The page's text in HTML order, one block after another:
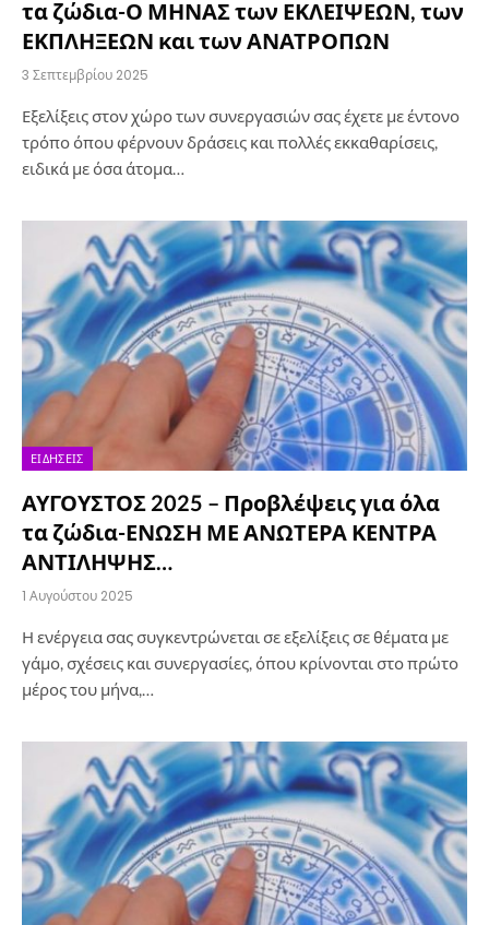
τα ζώδια-Ο ΜΗΝΑΣ των ΕΚΛΕΙΨΕΩΝ, των
ΕΚΠΛΗΞΕΩΝ και των ΑΝΑΤΡΟΠΩΝ
3 Σεπτεμβρίου 2025
Εξελίξεις στον χώρο των συνεργασιών σας έχετε με έντονο
τρόπο όπου φέρνουν δράσεις και πολλές εκκαθαρίσεις,
ειδικά με όσα άτομα…
ΕΙΔΉΣΕΙΣ
ΑΥΓΟΥΣΤΟΣ 2025 – Προβλέψεις για όλα
τα ζώδια-ΕΝΩΣΗ ΜΕ ΑΝΩΤΕΡΑ ΚΕΝΤΡΑ
ΑΝΤΙΛΗΨΗΣ…
1 Αυγούστου 2025
Η ενέργεια σας συγκεντρώνεται σε εξελίξεις σε θέματα με
γάμο, σχέσεις και συνεργασίες, όπου κρίνονται στο πρώτο
μέρος του μήνα,…